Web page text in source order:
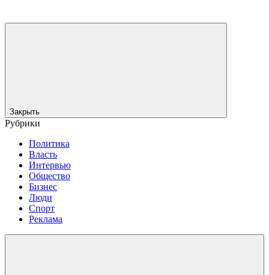
Закрыть
Рубрики
Политика
Власть
Интервью
Общество
Бизнес
Люди
Спорт
Реклама